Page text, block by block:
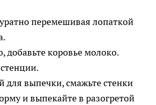
перемешивая лопаткой
добавьте коровье молоко.
для выпечки, смажьте стенки
и выпекайте в разогретой